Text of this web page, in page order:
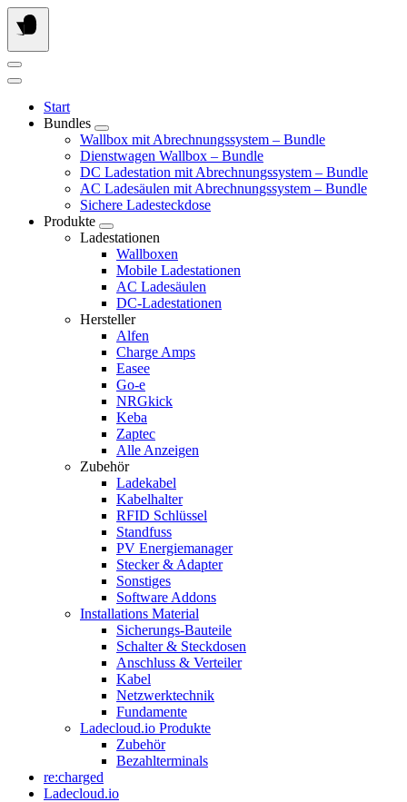
Springe
zum
Inhalt
Start
Bundles
Wallbox mit Abrechnungssystem – Bundle
Dienstwagen Wallbox – Bundle
DC Ladestation mit Abrechnungssystem – Bundle
AC Ladesäulen mit Abrechnungssystem – Bundle
Sichere Ladesteckdose
Produkte
Ladestationen
Wallboxen
Mobile Ladestationen
AC Ladesäulen
DC-Ladestationen
Hersteller
Alfen
Charge Amps
Easee
Go-e
NRGkick
Keba
Zaptec
Alle Anzeigen
Zubehör
Ladekabel
Kabelhalter
RFID Schlüssel
Standfuss
PV Energiemanager
Stecker & Adapter
Sonstiges
Software Addons
Installations Material
Sicherungs-Bauteile
Schalter & Steckdosen
Anschluss & Verteiler
Kabel
Netzwerktechnik
Fundamente
Ladecloud.io Produkte
Zubehör
Bezahlterminals
re:charged
Ladecloud.io